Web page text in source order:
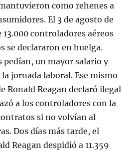
como rehenes a
El 3 de agosto de
13.000 controladores aéreos
se declararon en huelga.
pedían, un mayor salario y
jornada laboral. Ese mismo
Ronald Reagan declaró ilegal
a los controladores con la
si no volvían al
Dos días más tarde, el
Reagan despidió a 11.359